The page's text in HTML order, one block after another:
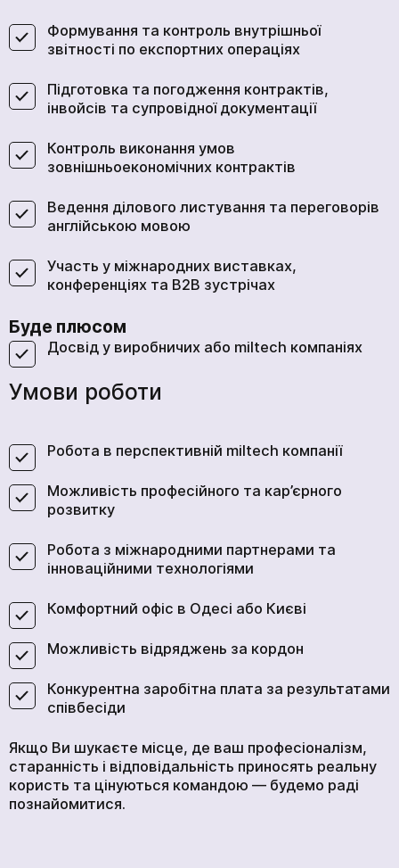
Формування та контроль внутрішньої
звітності по експортних операціях
Підготовка та погодження контрактів,
інвойсів та супровідної документації
Контроль виконання умов
зовнішньоекономічних контрактів
Ведення ділового листування та переговорів
англійською мовою
Участь у міжнародних виставках,
конференціях та B2B зустрічах
Буде плюсом
Досвід у виробничих або miltech компаніях
Умови роботи
Робота в перспективній miltech компанії
Можливість професійного та кар’єрного
розвитку
Робота з міжнародними партнерами та
інноваційними технологіями
Комфортний офіс в Одесі або Києві
Можливість відряджень за кордон
Конкурентна заробітна плата за результатами
співбесіди
Якщо Ви шукаєте місце, де ваш професіоналізм,
старанність і відповідальність приносять реальну
користь та цінуються командою — будемо раді
познайомитися.